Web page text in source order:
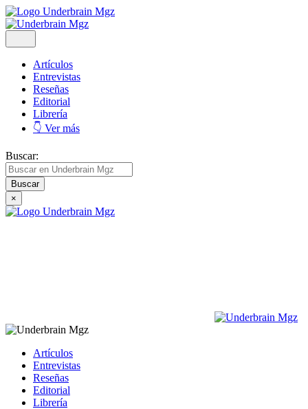
Artículos
Entrevistas
Reseñas
Editorial
Librería
👇 Ver más
Buscar:
×
Artículos
Entrevistas
Reseñas
Editorial
Librería